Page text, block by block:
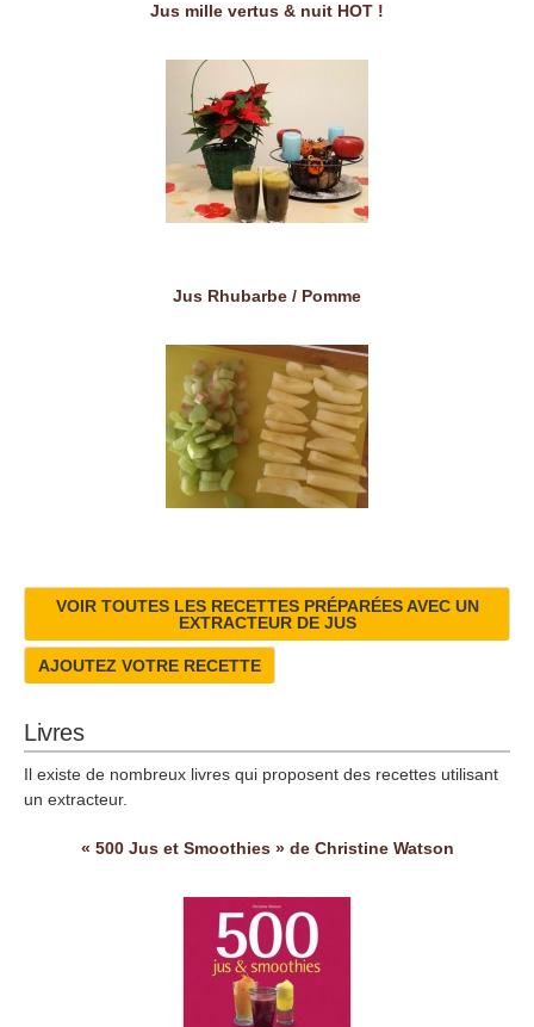
Jus mille vertus & nuit HOT !
Jus Rhubarbe / Pomme
VOIR TOUTES LES RECETTES PRÉPARÉES AVEC UN
EXTRACTEUR DE JUS
AJOUTEZ VOTRE RECETTE
Livres
Il existe de nombreux livres qui proposent des recettes utilisant
un extracteur.
« 500 Jus et Smoothies » de Christine Watson